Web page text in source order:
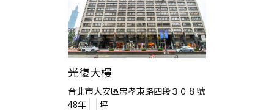
光復大樓
台北市大安區忠孝東路四段３０８號
48年 坪